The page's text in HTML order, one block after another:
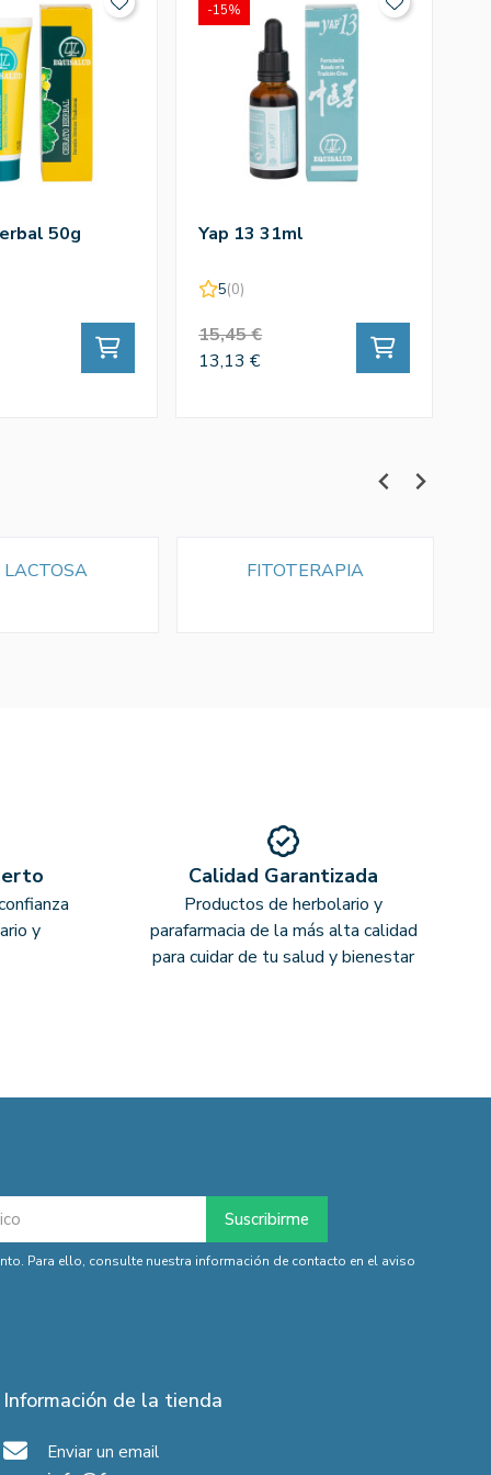
50g Yap 13 31ml
5(0)
15,45 €
13,13 €
-15%
LACTOSA FITOTERAPIA
y
Calidad Garantizada
Productos de herbolario y
parafarmacia de la más alta calidad
para cuidar de tu salud y bienestar
Para ello, consulte nuestra información de contacto en el aviso
Información de la tienda
Enviar un email